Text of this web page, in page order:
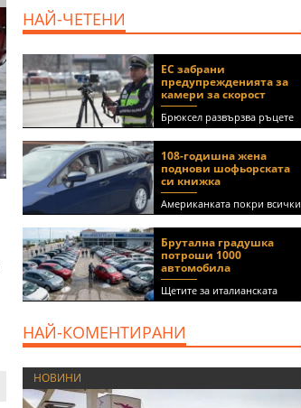
НАЙ-ЧЕТЕНИ
ЕС забрани
предупрежденията за
камери за скорост
Брюксел развързва ръцете
на правителствата за
приложения като Waze и
Google Maps
108-годишна жена
поднови шофьорската
си книжка
Американката покри всички
медицински изисквания, за
(ВИДЕО)
Брутална градушка
потроши 1000
автомобила
Щетите за италианската
автокъща се оценяват на 5
НАЙ-КОМЕНТИРАНИ
НОВИНИ